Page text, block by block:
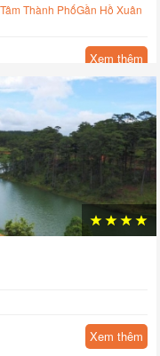
Thành PhốGần Hồ Xuân
Xem thêm
Xem thêm